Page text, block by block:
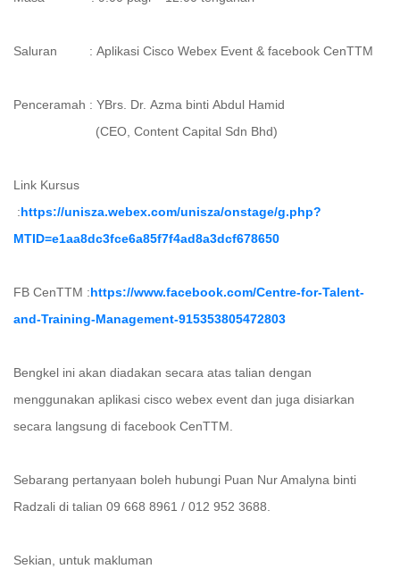
Saluran : Aplikasi Cisco Webex Event & facebook CenTTM
Penceramah : YBrs. Dr. Azma binti Abdul Hamid
(CEO, Content Capital Sdn Bhd)
Link Kursus
:https://unisza.webex.com/unisza/onstage/g.php?
MTID=e1aa8dc3fce6a85f7f4ad8a3dcf678650
FB CenTTM :https://www.facebook.com/Centre-for-Talent-
and-Training-Management-915353805472803
Bengkel ini akan diadakan secara atas talian dengan
menggunakan aplikasi cisco webex event dan juga disiarkan
secara langsung di facebook CenTTM.
Sebarang pertanyaan boleh hubungi Puan Nur Amalyna binti
Radzali di talian 09 668 8961 / 012 952 3688.
Sekian, untuk makluman